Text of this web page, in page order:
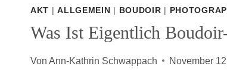
AKT |ALLGEMEIN | BOUDOIR |
Was Ist Eigentlich
Von Ann-Kathrin Schwappach November